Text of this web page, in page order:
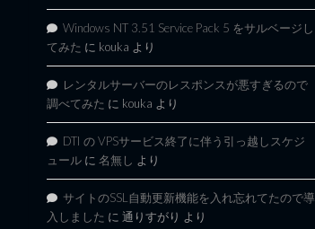
Windows NT 3.51 Service Pack 5 をサルベージし
てみた に kouka より
レンタルサーバーのレスポンスが悪すぎるので
調べてみた に kouka より
DTI の VPSサービス終了に伴う引っ越しスケジ
ュール に 名無し より
サイトのSSL自動更新機能を入れ忘れてたので導
入しました に 通りすがり より